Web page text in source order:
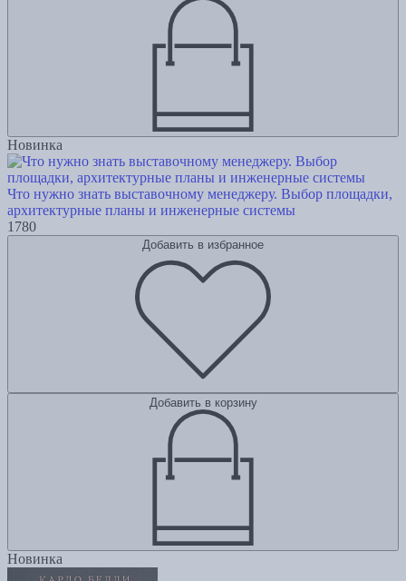
Новинка
Что нужно знать выставочному менеджеру. Выбор площадки,
архитектурные планы и инженерные системы
1780
Добавить в избранное
Добавить в корзину
Новинка